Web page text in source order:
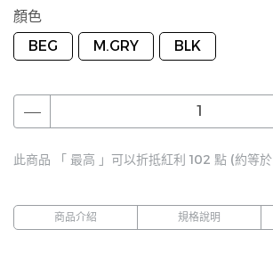
顏色
BEG
M.GRY BLK
此商品 「 最高 」可以折抵紅利 102 點 (約等於
商品介紹 規格說明